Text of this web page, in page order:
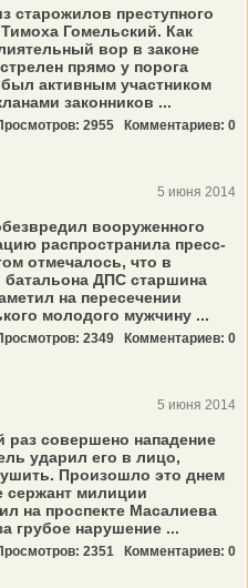
старожилов преступного
Гомельский. Как
вор в законе
прямо у порога
активным участником
законников ...
2955 Комментариев: 0
5 июня 2014
вооруженного
распространила пресс-
отмечалось, что в
батальона ДПС старшина
на пересечении
молодого мужчину ...
2349 Комментариев: 0
5 июня 2014
раз совершено нападение
ударил его в лицо,
Произошло это днем
сержант милиции
на проспекте Масалиева
грубое нарушение ...
2351 Комментариев: 0